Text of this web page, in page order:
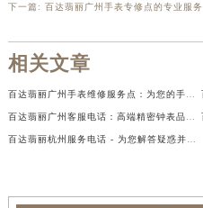
下一篇: 百达翡丽广州手表专修点的专业服务
相关文章